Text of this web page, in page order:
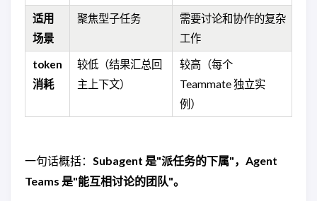
适用
场景
聚焦型子任务
需要讨论和协作的复杂
工作
token
消耗
较低（结果汇总回
主上下文）
较高（每个
Teammate 独立实
例）
一句话概括： Subagent 是"派任务的下属"，Agent
Teams 是"能互相讨论的团队"。